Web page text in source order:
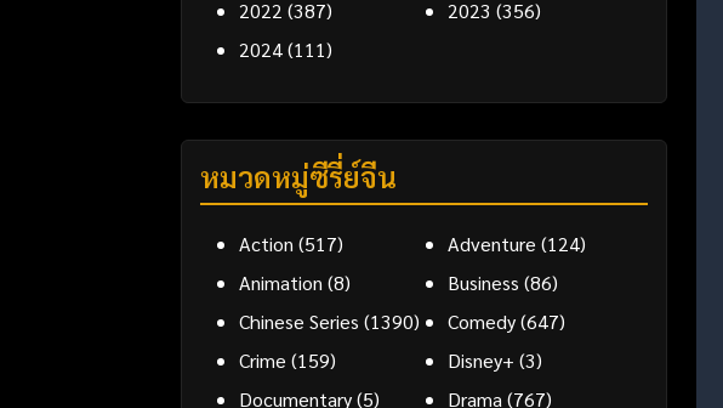
2022 (387) 2023 (356)
2024(111)
หมวดหมู่ซีรี่ย์จีน
Action (517) Adventure (124)
Animation (8) Business (86)
Chinese Series (1390) Comedy(647)
Crime (159) Disney+ (3)
Documentary(5) Drama (767)